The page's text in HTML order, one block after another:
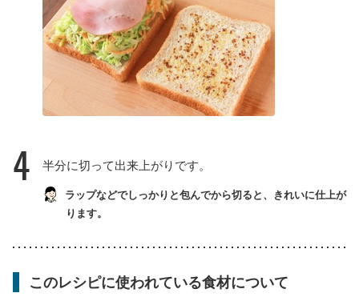
4 半分に切って出来上がりです。
ラップなどでしっかりと包んでから切ると、きれいに仕上が
ります。
このレシピに使われている食材について